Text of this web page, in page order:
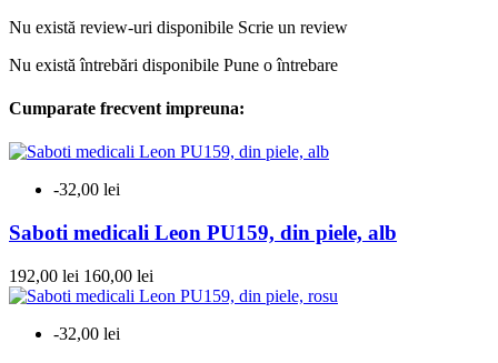
Nu există review-uri disponibile Scrie un review
Nu există întrebări disponibile Pune o întrebare
Cumparate frecvent impreuna:
-32,00 lei
Saboti medicali Leon PU159, din piele, alb
192,00 lei 160,00 lei
-32,00 lei